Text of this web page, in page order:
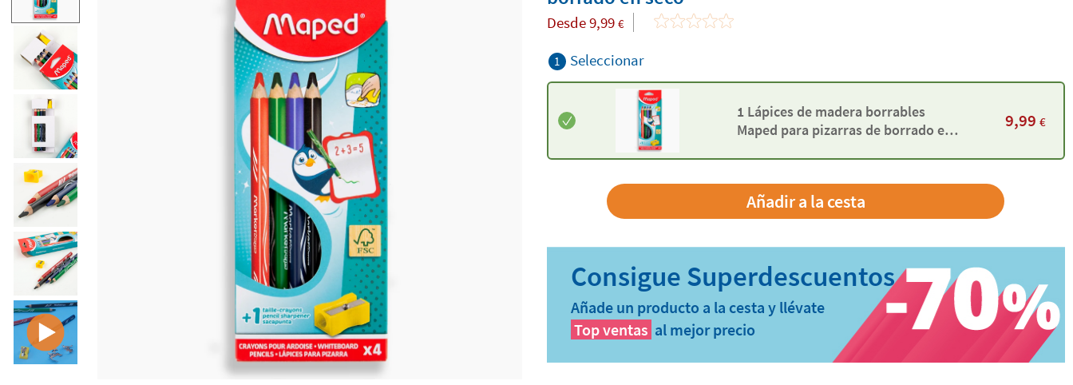
Desde9,99 €
1 Seleccionar
1 Lápices de madera borrables
Maped para pizarras de borrado en
9,99 €
Añade un producto a la cesta y llévate
Top ventas al mejor precio